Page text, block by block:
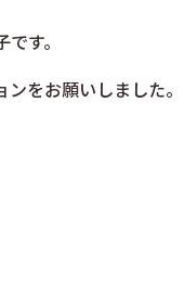
す。
をお願いしました。